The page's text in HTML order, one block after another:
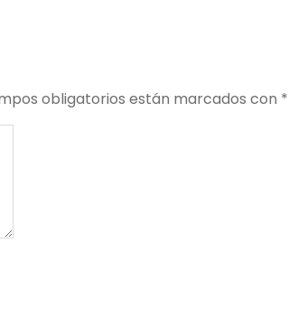
obligatorios están marcados con *